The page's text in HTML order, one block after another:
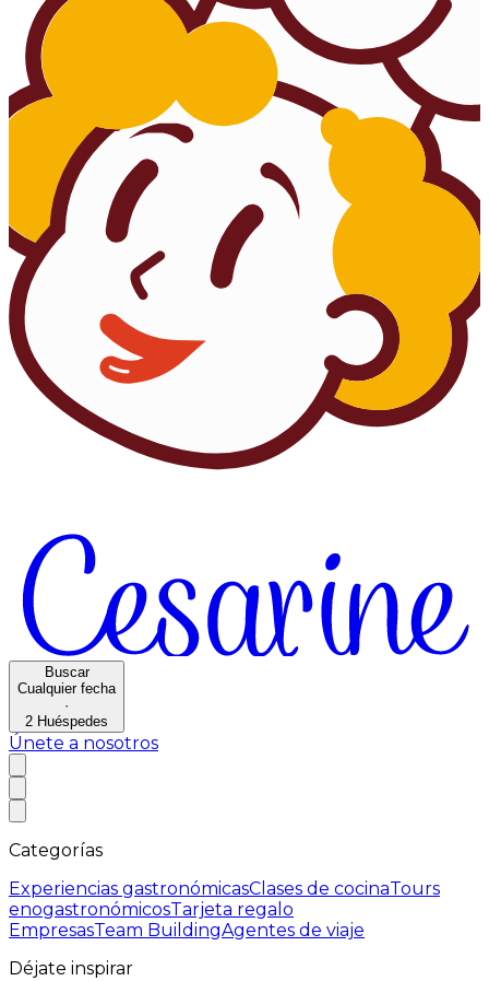
Buscar
Cualquier fecha
·
2 Huéspedes
Únete a nosotros
Categorías
Experiencias gastronómicasClases de cocinaTours
enogastronómicosTarjeta regalo
EmpresasTeam BuildingAgentes de viaje
Déjate inspirar